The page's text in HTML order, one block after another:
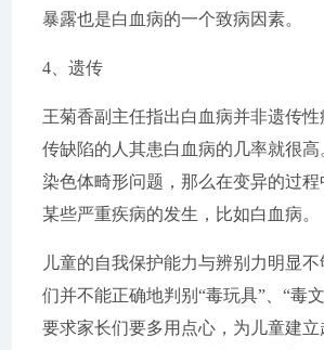
暴露也是白血病的一个致病因素。
4、遗传
王菊香副主任指出白血病并非遗传
传缺陷的人其患白血病的几率就很
染色体畸形问题，那么在变异的过
某些严重疾病的发生，比如白血病。
儿童的自我保护能力与辨别力明显
们并不能正确地判别“毒玩具”、“毒
要求家长们要多用点心，为儿童建